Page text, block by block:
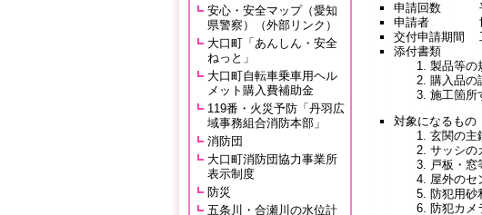
安心・安全マップ（愛知
県警察）（外部リンク）
大口町「あんしん・安全
ねっと」
大口町自転車乗車用ヘル
メット購入費補助金
119番・火災予防「丹羽広
域事務組合消防本部」
消防団
大口町消防団協力事業所
表示制度
防災
五条川・合瀬川の水位計
申請回数 平成
申請者 世帯
交付申請期間
添付書類
製品等の
購入品の
施工箇所
対象になるもの
玄関の主
サッシの
戸板・窓
屋外のセ
防犯用砂
防犯カメ